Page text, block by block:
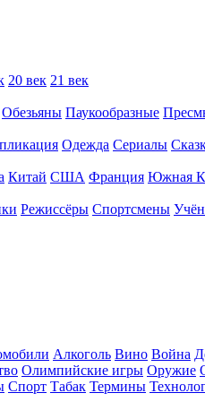
20 век 21 век
Обезьяны Паукообразные
Одежда Сериалы
Китай США Франция Южная
Режиссёры Спортсмены
Алкоголь Вино Война
Олимпийские игры Оружие
Спорт Табак Термины